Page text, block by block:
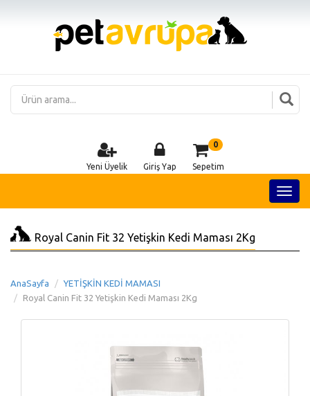
Yeni Üyelik Giriş Yap
0
Sepetim
Royal Canin Fit 32 Yetişkin Kedi Maması 2Kg
AnaSayfa
YETİŞKİN KEDİ MAMASI
Royal Canin Fit 32 Yetişkin Kedi Maması 2Kg